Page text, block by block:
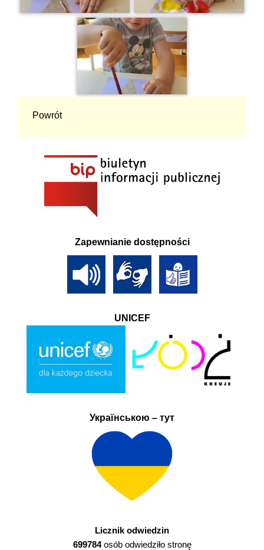
Powrót
Zapewnianie dostępności
UNICEF
Українською – тут
Licznik odwiedzin
699784osób odwiedziło stronę